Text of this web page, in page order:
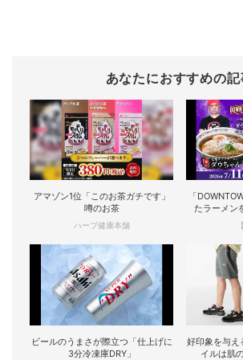
あなたにおすすめの記
アマゾン1位「このお茶ガチです」
噂のお茶
ハーブ健康本舗
「
たラーメン
ビールのうまさが際立つ「仕上げに
3分冷凍庫DRY」
好印象を与え
イルは肌